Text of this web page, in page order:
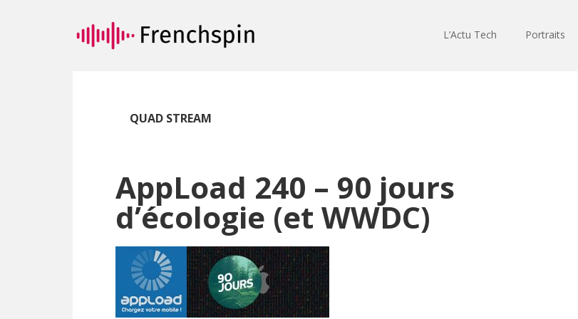
au
contenu
la
L’Actu Tech Portraits
QUAD STREAM
AppLoad 240 – 90 jours
d’écologie (et WWDC)